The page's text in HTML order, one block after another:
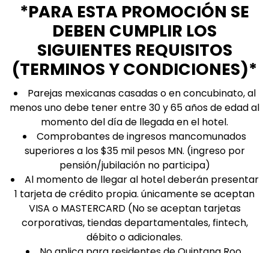
*PARA ESTA PROMOCIÓN SE
DEBEN CUMPLIR LOS
SIGUIENTES REQUISITOS
(TERMINOS Y CONDICIONES)*
Parejas mexicanas casadas o en concubinato, al
menos uno debe tener entre 30 y 65 años de edad al
momento del día de llegada en el hotel.
Comprobantes de ingresos mancomunados
superiores a los $35 mil pesos MN. (ingreso por
pensión/jubilación no participa)
Al momento de llegar al hotel deberán presentar
1 tarjeta de crédito propia. únicamente se aceptan
VISA o MASTERCARD (No se aceptan tarjetas
corporativas, tiendas departamentales, fintech,
débito o adicionales.